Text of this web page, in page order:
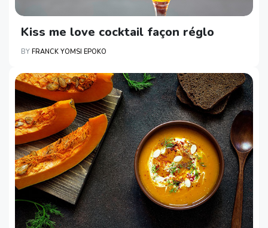
Kiss me love cocktail façon réglo
BY FRANCK YOMSI EPOKO